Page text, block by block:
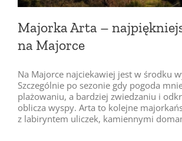
Majorka Arta –
na Majorce
Na Majorce najciekawiej jest w środku
Szczególnie po sezonie gdy pogoda
plażowaniu, a bardziej zwiedzaniu i
oblicza wyspy. Arta to kolejne
z labiryntem uliczek, kamiennymi